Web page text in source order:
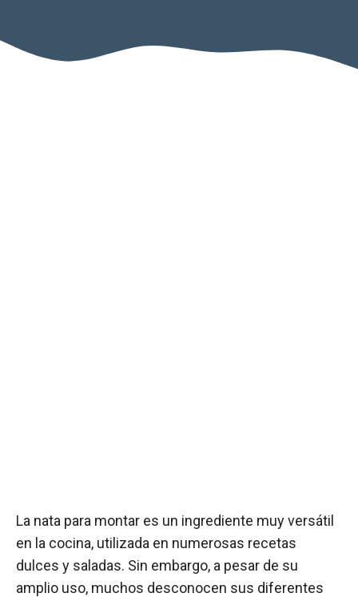
La nata para montar es un ingrediente muy versátil
en la cocina, utilizada en numerosas recetas
dulces y saladas. Sin embargo, a pesar de su
amplio uso, muchos desconocen sus diferentes